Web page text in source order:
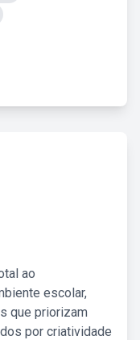
ao
escolar,
que priorizam
por criatividade